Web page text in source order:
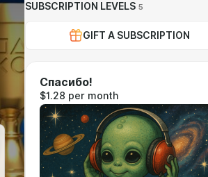
SUBSCRIPTION LEVELS 5
GIFT A SUBSCRIPTION
Спасибо!
$1.28 per month